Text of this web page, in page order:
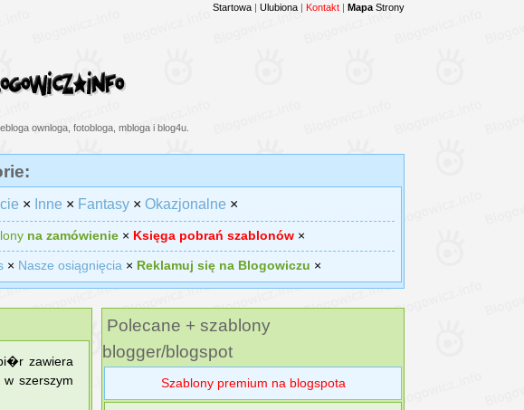
Startowa | Ulubiona | Kontakt | Mapa Strony
ownloga, fotobloga, mbloga i blog4u.
× Inne × Fantasy× Okazjonalne ×
na zamówienie× Księga pobrań szablonów×
× Nasze osiągnięcia × Reklamuj się na Blogowiczu ×
zawiera
szerszym
Polecane + szablony
blogger/blogspot
Szablony premium na blogspota